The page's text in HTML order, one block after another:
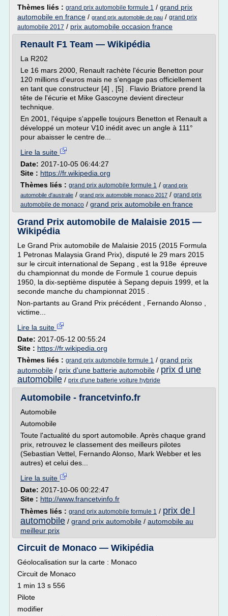
Thèmes liés : grand prix automobile formule 1 / grand prix
automobile en france / grand prix automobile de pau / grand prix
automobile 2017 / prix automobile occasion france
Renault F1 Team — Wikipédia
La R202
Le 16 mars 2000, Renault rachète l'écurie Benetton pour
120 millions d'euros mais ne s'engage pas officiellement
en tant que constructeur [4] , [5] . Flavio Briatore prend la
tête de l'écurie et Mike Gascoyne devient directeur
technique.
En 2001, l'équipe s'appelle toujours Benetton et Renault a
développé un moteur V10 inédit avec un angle à 111°
pour abaisser le centre de...
Lire la suite
Date: 2017-10-05 06:44:27
Site : https://fr.wikipedia.org
Thèmes liés : grand prix automobile formule 1 / grand prix
automobile d'australie / grand prix automobile monaco 2017 / grand prix
automobile de monaco / grand prix automobile en france
Grand Prix automobile de Malaisie 2015 —
Wikipédia
Le Grand Prix automobile de Malaisie 2015 (2015 Formula
1 Petronas Malaysia Grand Prix), disputé le 29 mars 2015
sur le circuit international de Sepang , est la 918e épreuve
du championnat du monde de Formule 1 courue depuis
1950, la dix-septième disputée à Sepang depuis 1999, et la
seconde manche du championnat 2015 .
Non-partants au Grand Prix précédent , Fernando Alonso ,
victime...
Lire la suite
Date: 2017-05-12 00:55:24
Site : https://fr.wikipedia.org
Thèmes liés : grand prix automobile formule 1 / grand prix
automobile / prix d'une batterie automobile / prix d une
automobile / prix d'une batterie voiture hybride
Automobile - francetvinfo.fr
Automobile
Automobile
Toute l'actualité du sport automobile. Après chaque grand
prix, retrouvez le classement des meilleurs pilotes
(Sebastian Vettel, Fernando Alonso, Mark Webber et les
autres) et celui des...
Lire la suite
Date: 2017-10-06 00:22:47
Site : http://www.francetvinfo.fr
Thèmes liés : grand prix automobile formule 1 / prix de l
automobile / grand prix automobile / automobile au
meilleur prix
Circuit de Monaco — Wikipédia
Géolocalisation sur la carte : Monaco
Circuit de Monaco
1 min 13 s 556
Pilote
modifier